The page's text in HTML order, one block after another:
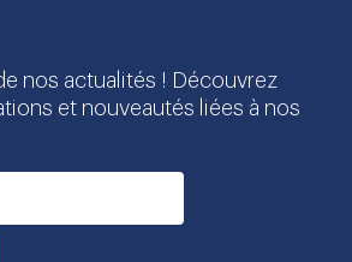
nos actualités ! Découvrez
et nouveautés liées à nos